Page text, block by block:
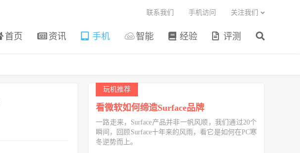
首页 资讯 手机 智能 经验 评测
联系我们 手机访问 关注我们
玩机推荐
看微软如何缔造Surface品牌
一路走来，Surface产品并非一帆风顺，我们通过20个
瞬间，回顾Surface十年来的风雨，看它是如何在PC寒
冬逆势而上。